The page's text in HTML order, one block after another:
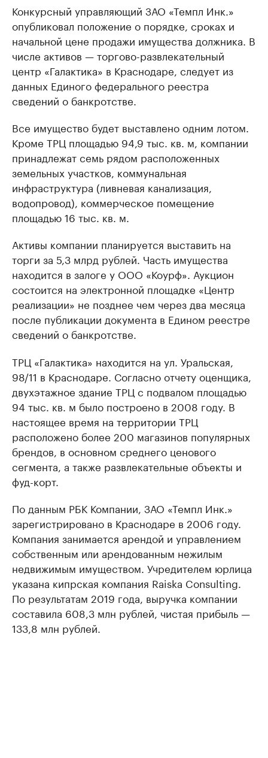
Конкурсный управляющий ЗАО «Темпл Инк.»
опубликовал положение о порядке, сроках и
начальной цене продажи имущества должника. В
числе активов — торгово-развлекательный
центр «Галактика» в Краснодаре, следует из
данных Единого федерального реестра
сведений о банкротстве.
Все имущество будет выставлено одним лотом.
Кроме ТРЦ площадью 94,9 тыс. кв. м, компании
принадлежат семь рядом расположенных
земельных участков, коммунальная
инфраструктура (ливневая канализация,
водопровод), коммерческое помещение
площадью 16 тыс. кв. м.
Активы компании планируется выставить на
торги за 5,3 млрд рублей. Часть имущества
находится в залоге у ООО «Коурф». Аукцион
состоится на электронной площадке «Центр
реализации» не позднее чем через два месяца
после публикации документа в Едином реестре
сведений о банкротстве.
ТРЦ «Галактика» находится на ул. Уральская,
98/11 в Краснодаре. Согласно отчету оценщика,
двухэтажное здание ТРЦ с подвалом площадью
94 тыс. кв. м было построено в 2008 году. В
настоящее время на территории ТРЦ
расположено более 200 магазинов популярных
брендов, в основном среднего ценового
сегмента, а также развлекательные объекты и
фуд-корт.
По данным РБК Компании, ЗАО «Темпл Инк.»
зарегистрировано в Краснодаре в 2006 году.
Компания занимается арендой и управлением
собственным или арендованным нежилым
недвижимым имуществом. Учредителем юрлица
указана кипрская компания Raiska Consulting.
По результатам 2019 года, выручка компании
составила 608,3 млн рублей, чистая прибыль —
133,8 млн рублей.